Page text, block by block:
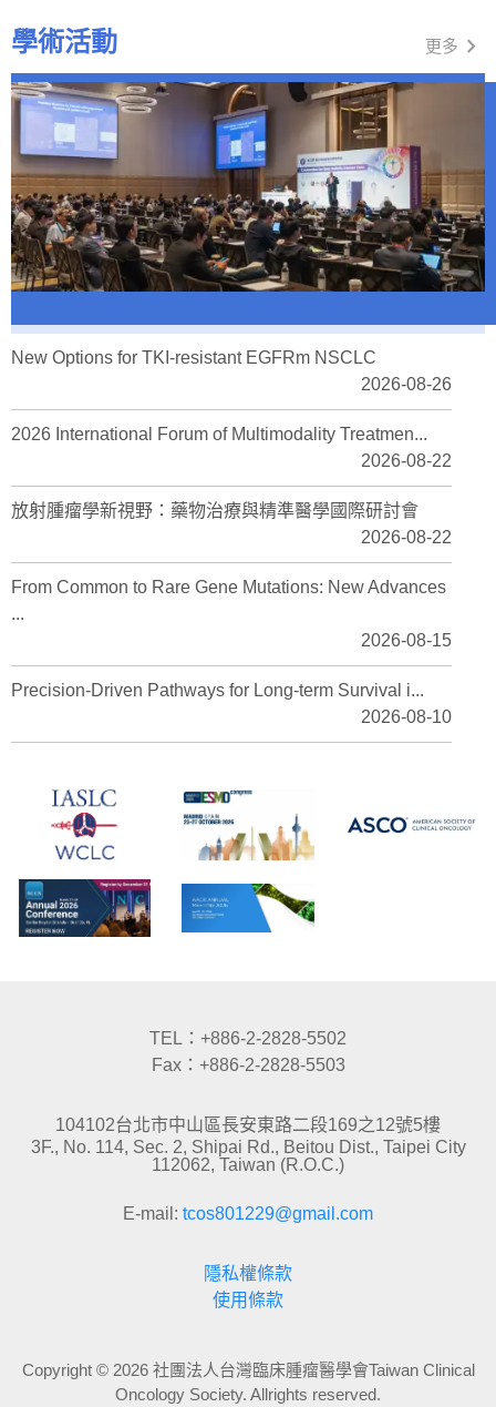
學術活動 更多 chevron_right
New Options for TKI-resistant EGFRm NSCLC
2026-08-26
2026 International Forum of Multimodality Treatmen...
2026-08-22
放射腫瘤學新視野：藥物治療與精準醫學國際研討會
2026-08-22
From Common to Rare Gene Mutations: New Advances
...
2026-08-15
Precision-Driven Pathways for Long-term Survival i...
2026-08-10
TEL：+886-2-2828-5502
Fax：+886-2-2828-5503
104102台北市中山區長安東路二段169之12號5樓
3F., No. 114, Sec. 2, Shipai Rd., Beitou Dist., Taipei City
112062, Taiwan (R.O.C.)
E-mail: tcos801229@gmail.com
隱私權條款
使用條款
Copyright © 2026 社團法人台灣臨床腫瘤醫學會Taiwan Clinical
Oncology Society. Allrights reserved.